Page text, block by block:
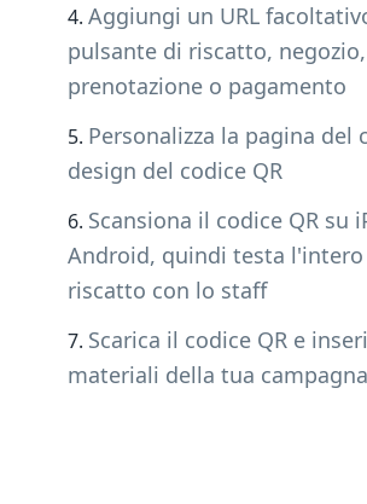
Aggiungi un URL
pulsante di riscatto, negozio,
prenotazione o pagamento
Personalizza la pagina del
design del codice QR
Scansiona il codice QR su
Android, quindi testa
riscatto con lo staff
Scarica il codice QR e
materiali della tua campagna